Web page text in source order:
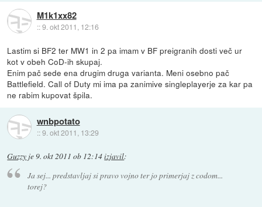
M1k1xx82
::9. okt 2011, 12:16
Lastim si BF2 ter MW1 in 2 pa imam v BF preigranih dosti več ur
kot v obeh CoD-ih skupaj.
Enim pač sede ena drugim druga varianta. Meni osebno pač
Battlefield. Call of Duty mi ima pa zanimive singleplayerje za kar pa
ne rabim kupovat špila.
wnbpotato
::9. okt 2011, 13:29
Guzzy je9. okt 2011 ob 12:14izjavil:
Ja sej... predstavljaj si pravo vojno ter jo primerjaj z codom...
torej?